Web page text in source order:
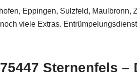
Eppingen, Sulzfeld,
viele Extras.
Sternenfels